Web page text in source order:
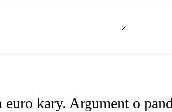
kary. Argument o